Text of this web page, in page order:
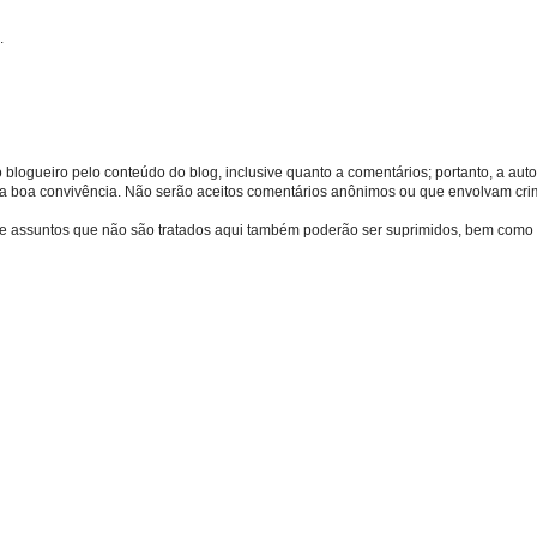
pelo conteúdo do blog, inclusive quanto a comentários; portanto, a
convivência. Não serão aceitos comentários anônimos ou que envolvam
que não são tratados aqui também poderão ser suprimidos, bem